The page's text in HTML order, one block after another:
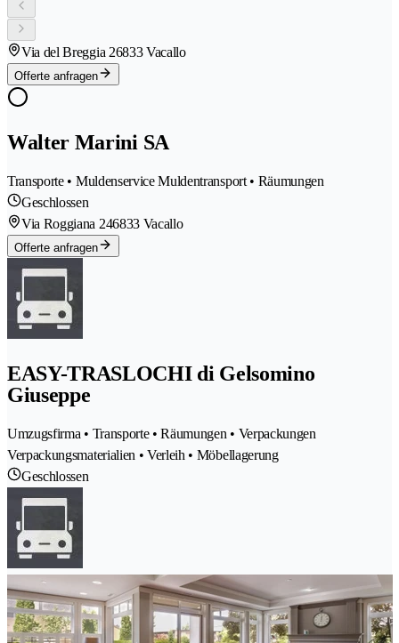
Via del Breggia 26833 Vacallo
Offerte anfragen
Walter Marini SA
Transporte • Muldenservice Muldentransport • Räumungen
Geschlossen
Via Roggiana 246833 Vacallo
Offerte anfragen
EASY-TRASLOCHI di Gelsomino
Giuseppe
Umzugsfirma • Transporte • Räumungen • Verpackungen
Verpackungsmaterialien • Verleih • Möbellagerung
Geschlossen